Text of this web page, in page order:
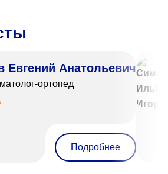
Евгений Анатольевич
ортопед
Подробнее